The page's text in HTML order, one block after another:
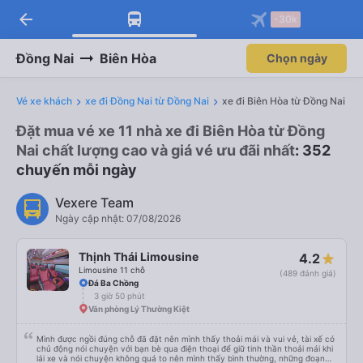
arrow_back -30k
Đồng Nai Biên Hòa Chọn ngày
Vé xe khách xe đi Đồng Nai từ Đồng Nai xe đi Biên Hòa từ Đồng Nai
Đặt mua vé xe 11 nhà xe đi Biên Hòa từ Đồng
Nai chất lượng cao và giá vé ưu đãi nhất: 352
chuyến mỗi ngày
Vexere Team
Ngày cập nhật: 07/08/2026
Thịnh Thái Limousine
Limousine 11 chỗ
4.2
(489 đánh giá)
Đá Ba Chồng
3 giờ 50 phút
Văn phòng Lý Thường Kiệt
Mình được ngồi đúng chỗ đã đặt nên mình thấy thoải mái và vui vẻ, tài xế có
chủ động nói chuyện với bạn bè qua điện thoại để giữ tinh thần thoải mái khi
lái xe và nói chuyện không quá to nên mình thấy bình thường, những đoạn